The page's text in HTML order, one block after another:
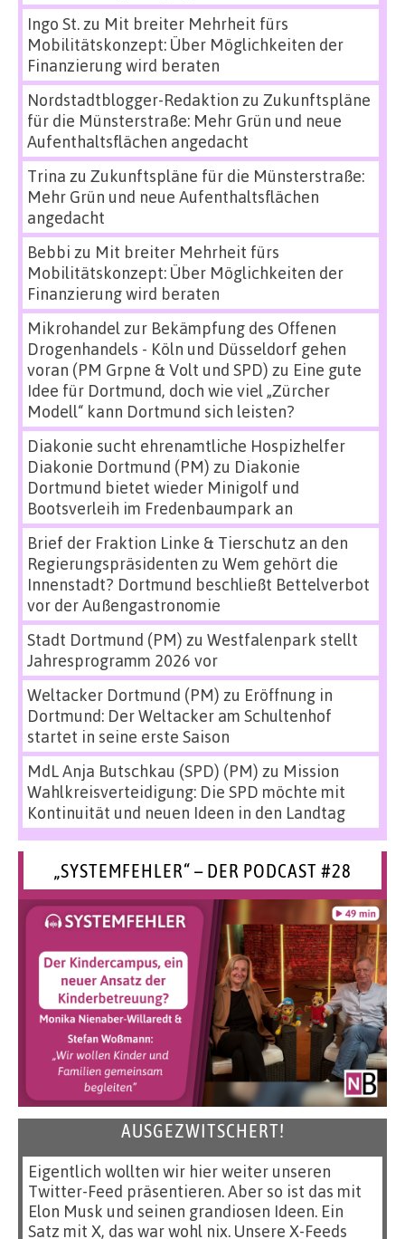
Ingo St.zu Mit breiter Mehrheit fürs
Mobilitätskonzept: Über Möglichkeiten der
Finanzierung wird beraten
Nordstadtblogger-Redaktion zu Zukunftspläne
für die Münsterstraße: Mehr Grün und neue
Aufenthaltsflächen angedacht
Trina zu Zukunftspläne für die Münsterstraße:
Mehr Grün und neue Aufenthaltsflächen
angedacht
Bebbi zu Mit breiter Mehrheit fürs
Mobilitätskonzept: Über Möglichkeiten der
Finanzierung wird beraten
Mikrohandel zur Bekämpfung des Offenen
Drogenhandels - Köln und Düsseldorf gehen
voran (PM Grpne & Volt und SPD) zu Eine gute
Idee für Dortmund, doch wie viel „Zürcher
Modell“ kann Dortmund sich leisten?
Diakonie sucht ehrenamtliche Hospizhelfer
Diakonie Dortmund (PM) zu Diakonie
Dortmund bietet wieder Minigolf und
Bootsverleih im Fredenbaumpark an
Brief der Fraktion Linke & Tierschutz an den
Regierungspräsidenten zu Wem gehört die
Innenstadt? Dortmund beschließt Bettelverbot
vor der Außengastronomie
Stadt Dortmund (PM) zu Westfalenpark stellt
Jahresprogramm 2026 vor
Weltacker Dortmund (PM) zu Eröffnung in
Dortmund: Der Weltacker am Schultenhof
startet in seine erste Saison
MdL Anja Butschkau (SPD) (PM) zu Mission
Wahlkreisverteidigung: Die SPD möchte mit
Kontinuität und neuen Ideen in den Landtag
„SYSTEMFEHLER“ – DER PODCAST #28
AUSGEZWITSCHERT!
Eigentlich wollten wir hier weiter unseren
Twitter-Feed präsentieren. Aber so ist das mit
Elon Musk und seinen grandiosen Ideen. Ein
Satz mit X, das war wohl nix. Unsere X-Feeds